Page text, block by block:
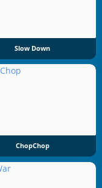
Slow Down
ChopChop